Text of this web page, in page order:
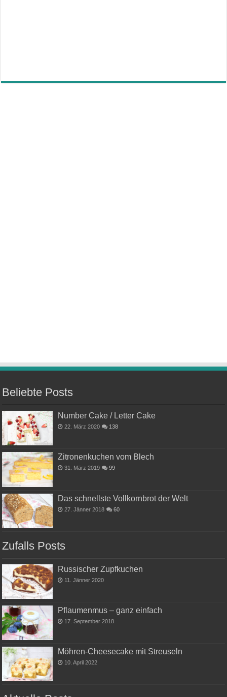
Beliebte Posts
Number Cake / Letter Cake
22. März 2020 138
Zitronenkuchen vom Blech
31. März 2019 99
Das schnellste Vollkornbrot der Welt
27. Jänner 2018 60
Zufalls Posts
Russischer Zupfkuchen
11. Jänner 2020
Pflaumenmus – ganz einfach
17. September 2018
Möhren-Cheesecake mit Streuseln
10. April 2022